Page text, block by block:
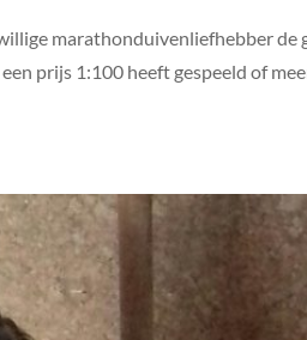
marathonduivenliefhebber de
prijs 1:100 heeft gespeeld of